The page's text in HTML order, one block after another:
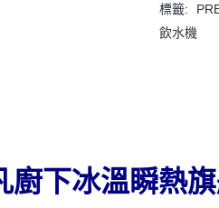
標籤:
飲水機
廚下冰溫瞬熱